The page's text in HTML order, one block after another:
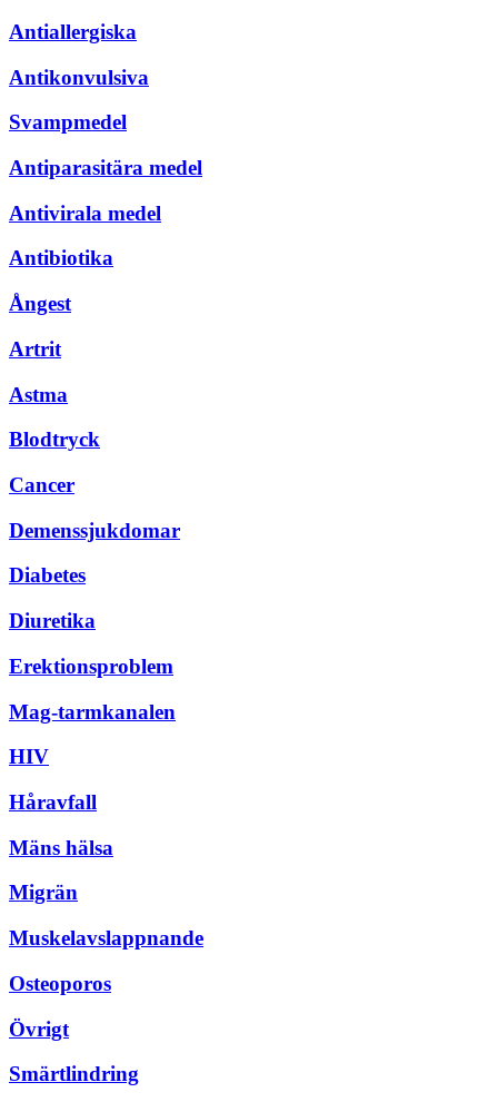
Antiallergiska
Antikonvulsiva
Svampmedel
Antiparasitära medel
Antivirala medel
Antibiotika
Ångest
Artrit
Astma
Blodtryck
Cancer
Demenssjukdomar
Diabetes
Diuretika
Erektionsproblem
Mag-tarmkanalen
HIV
Håravfall
Mäns hälsa
Migrän
Muskelavslappnande
Osteoporos
Övrigt
Smärtlindring